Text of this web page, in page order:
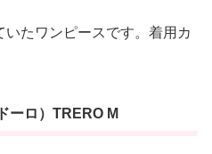
たワンピースです。着用カ
ーロ）TRERO M